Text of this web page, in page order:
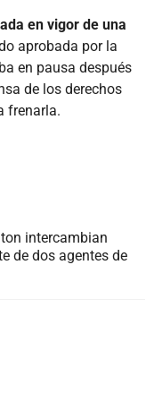
en vigor de una
aprobada por la
en pausa después
de los derechos
frenarla.
intercambian
de dos agentes de